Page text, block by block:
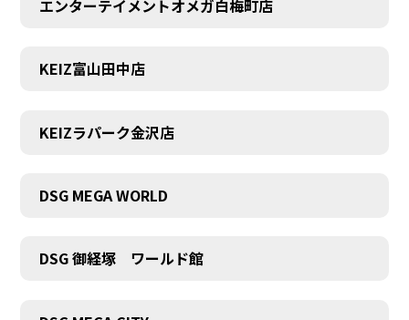
エンターテイメントオメガ白梅町店
KEIZ富山田中店
KEIZラパーク金沢店
DSG MEGA WORLD
DSG 御経塚 ワールド館